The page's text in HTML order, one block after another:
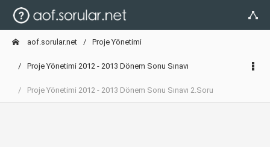
aof.sorular.net Proje Yönetimi
Proje Yönetimi 2012 - 2013 Dönem Sonu Sınavı
Proje Yönetimi 2012 - 2013 Dönem Sonu Sınavı 2.Soru